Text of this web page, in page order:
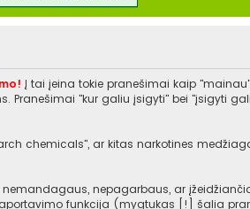
Į tai įeina tokie pranešimai kaip
"kur galiu įsigyti" bei "įsigyti
chemicals", ar kitas narkotines
nepagarbaus, ar
funkcija (mygtukas [!] šalia